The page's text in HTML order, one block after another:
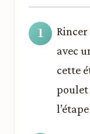
avec
cette
poulet